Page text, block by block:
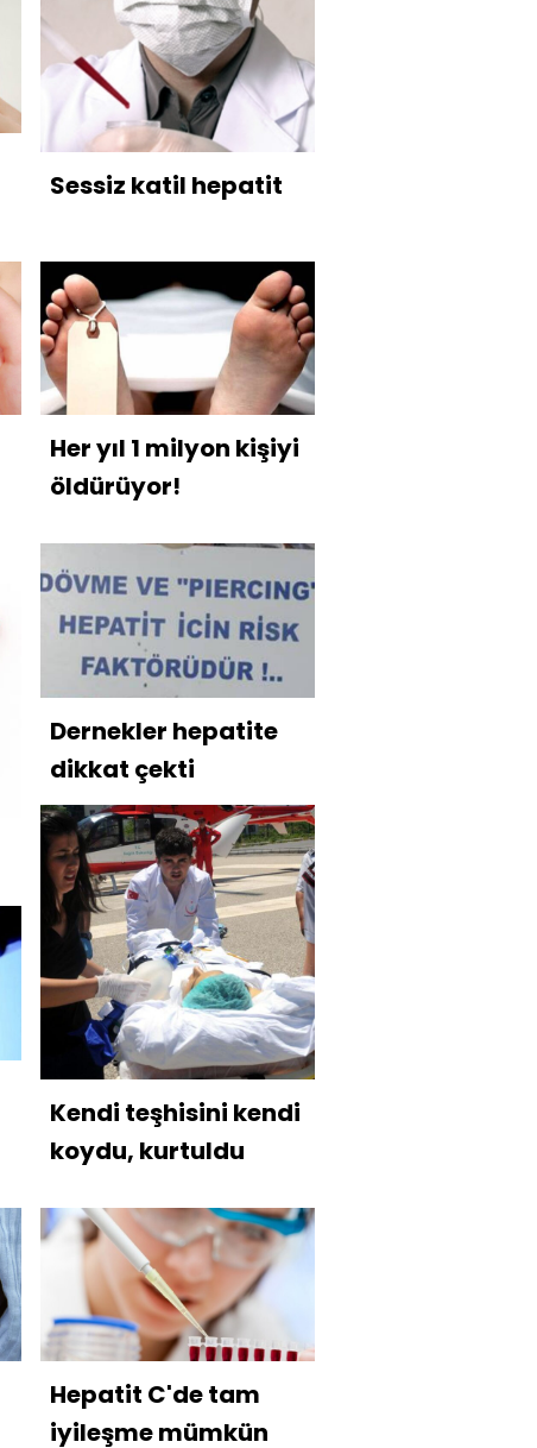
Sessiz katil hepatit
Her yıl 1 milyon kişiyi
öldürüyor!
Dernekler hepatite
dikkat çekti
Kendi teşhisini kendi
koydu, kurtuldu
Hepatit C'de tam
iyileşme mümkün